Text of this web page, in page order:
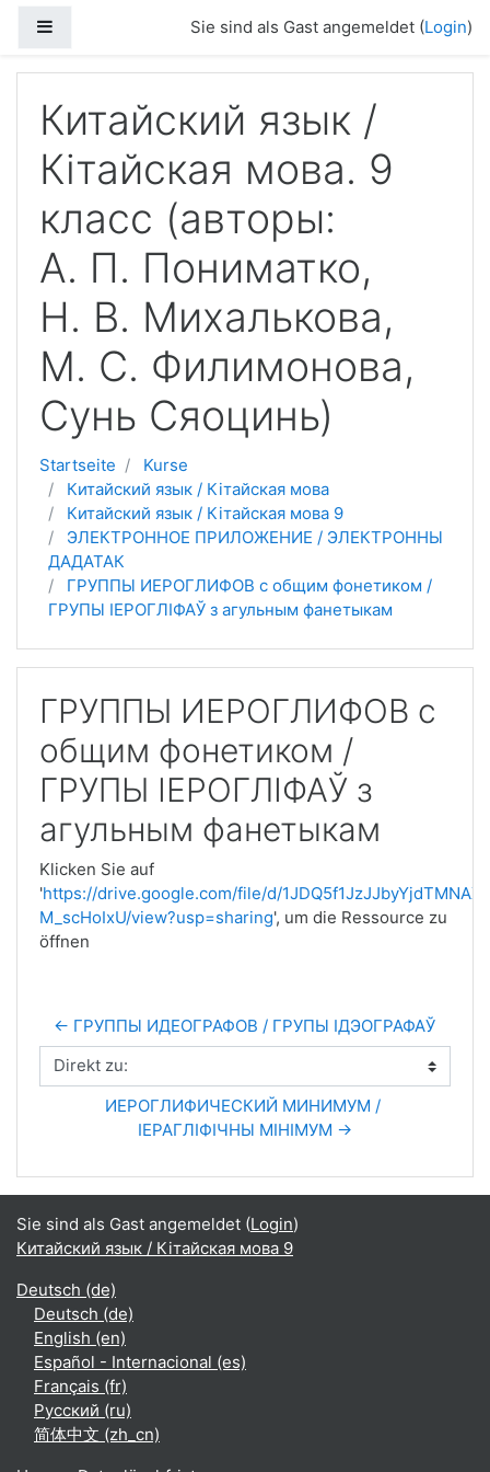
Website-ÜbersichtSie sind als Gast angemeldet (Login)
Китайский язык /
Кітайская мова. 9
класс (авторы:
А. П. Пониматко,
Н. В. Михалькова,
М. С. Филимонова,
Сунь Сяоцинь)
Startseite
Kurse
Китайский язык / Кітайская мова
Китайский язык / Кітайская мова 9
ЭЛЕКТРОННОЕ ПРИЛОЖЕНИЕ / ЭЛЕКТРОННЫ
ДАДАТАК
ГРУППЫ ИЕРОГЛИФОВ с общим фонетиком /
ГРУПЫ ІЕРОГЛІФАЎ з агульным фанетыкам
ГРУППЫ ИЕРОГЛИФОВ с
общим фонетиком /
ГРУПЫ ІЕРОГЛІФАЎ з
агульным фанетыкам
Klicken Sie auf
'https://drive.google.com/file/d/
M_scHoIxU/view?usp=sharing', um die Ressource zu
öffnen
← ГРУППЫ ИДЕОГРАФОВ / ГРУПЫ ІДЭОГРАФАЎ
Direkt zu:
ИЕРОГЛИФИЧЕСКИЙ МИНИМУМ /
ІЕРАГЛІФІЧНЫ МІНІМУМ →
Sie sind als Gast angemeldet (Login)
Китайский язык / Кітайская мова 9
Deutsch ‎(de)‎
Deutsch ‎(de)‎
English ‎(en)‎
Español - Internacional ‎(es)‎
Français ‎(fr)‎
Русский ‎(ru)‎
简体中文 ‎(zh_cn)‎